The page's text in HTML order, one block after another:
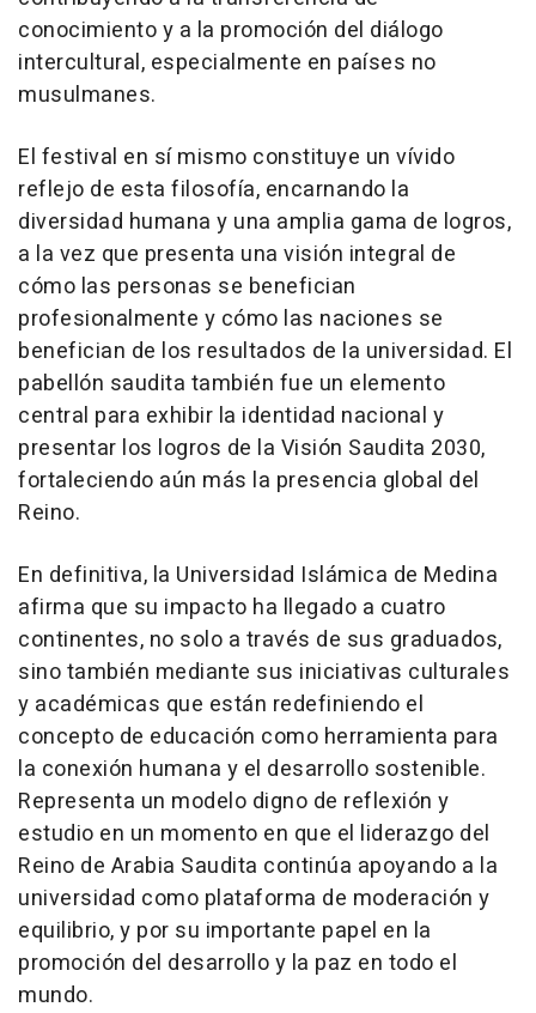
conocimiento y a la promoción del diálogo
intercultural, especialmente en países no
musulmanes.
El festival en sí mismo constituye un vívido
reflejo de esta filosofía, encarnando la
diversidad humana y una amplia gama de logros,
a la vez que presenta una visión integral de
cómo las personas se benefician
profesionalmente y cómo las naciones se
benefician de los resultados de la universidad. El
pabellón saudita también fue un elemento
central para exhibir la identidad nacional y
presentar los logros de la Visión Saudita 2030,
fortaleciendo aún más la presencia global del
Reino.
En definitiva, la Universidad Islámica de Medina
afirma que su impacto ha llegado a cuatro
continentes, no solo a través de sus graduados,
sino también mediante sus iniciativas culturales
y académicas que están redefiniendo el
concepto de educación como herramienta para
la conexión humana y el desarrollo sostenible.
Representa un modelo digno de reflexión y
estudio en un momento en que el liderazgo del
Reino de Arabia Saudita continúa apoyando a la
universidad como plataforma de moderación y
equilibrio, y por su importante papel en la
promoción del desarrollo y la paz en todo el
mundo.